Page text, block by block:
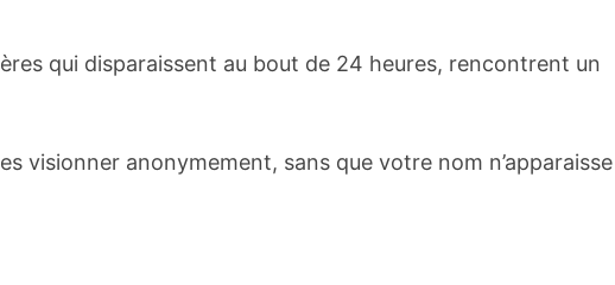
qui disparaissent au bout de 24 heures, rencontrent un
visionner anonymement, sans que votre nom n’apparaisse